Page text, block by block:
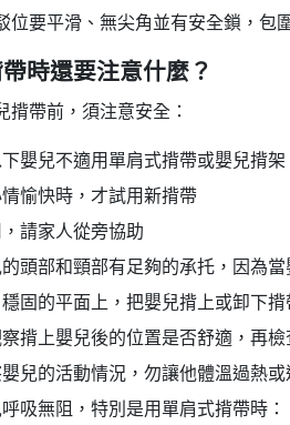
位要平滑、無尖角並有安全鎖，包
時還要注意什麼？
揹帶前，須注意安全：
嬰兒不適用單肩式揹帶或嬰兒揹架
愉快時，才試用新揹帶
請家人從旁協助
頭部和頸部有足夠的承托，因為
固的平面上，把嬰兒揹上或卸下揹
揹上嬰兒後的位置是否舒適，再
兒的活動情況，勿讓他體溫過熱或
吸無阻，特別是用單肩式揹帶時：